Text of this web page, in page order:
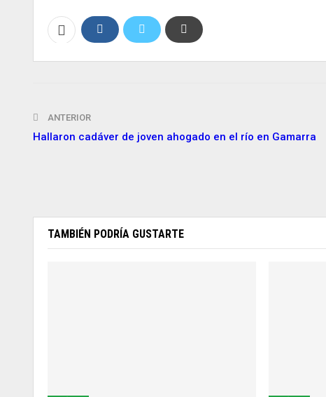
ANTERIOR
Hallaron cadáver de joven ahogado en el río en Gamarra
TAMBIÉN PODRÍA GUSTARTE